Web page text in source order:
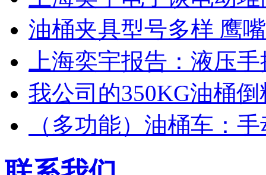
油桶夹具型号多样 鹰
上海奕宇报告：液压
我公司的350KG油桶
（多功能）油桶车：